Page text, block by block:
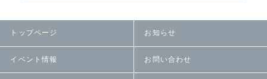
トップページ お知らせ
イベント情報 お問い合わせ